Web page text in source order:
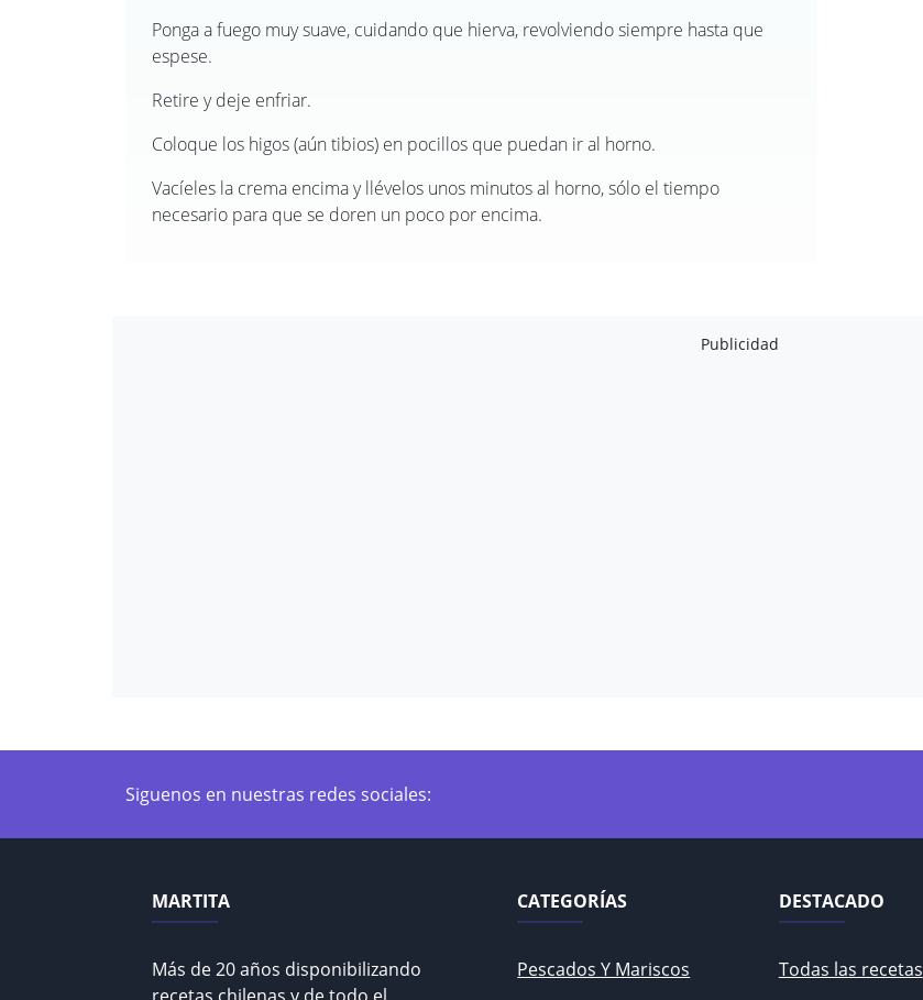
Ponga a fuego muy suave, cuidando que hierva, revolviendo siempre hasta que
espese.
Retire y deje enfriar.
Coloque los higos (aún tibios) en pocillos que puedan ir al horno.
Vacíeles la crema encima y llévelos unos minutos al horno, sólo el tiempo
necesario para que se doren un poco por encima.
Publicidad
Siguenos en nuestras redes sociales:
MARTITA
Más de 20 años disponibilizando
CATEGORÍAS
Pescados Y Mariscos
DESTACADO
Todas las recetas